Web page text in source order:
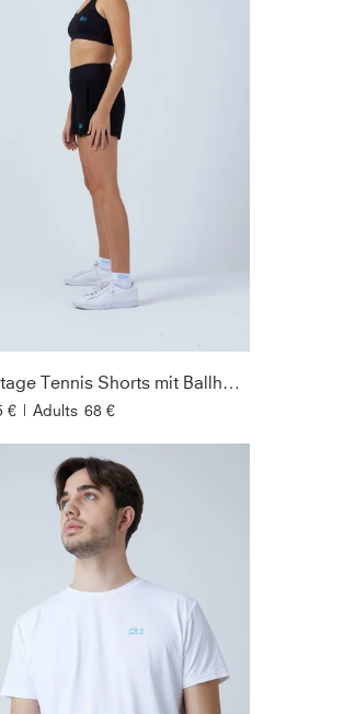
Advantage Tennis Shorts mit Ballhalter, schwarz
€ | Adults 68 €